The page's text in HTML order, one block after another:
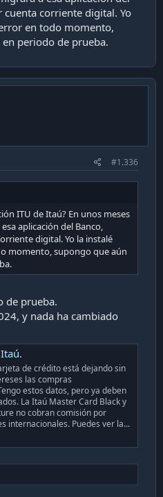
cuenta corriente digital. Yo
en todo momento,
periodo de prueba.
#1.336
ITU de Itaú? En unos meses
aplicación del Banco,
digital. Yo la instalé
momento, supongo que aún
de prueba.
y nada ha cambiado
de crédito está dejando sin
las compras
estos datos, pero ya deben
La Itaú Master Card Black y
no cobran comisión por
internacionales. Puedes ver la...